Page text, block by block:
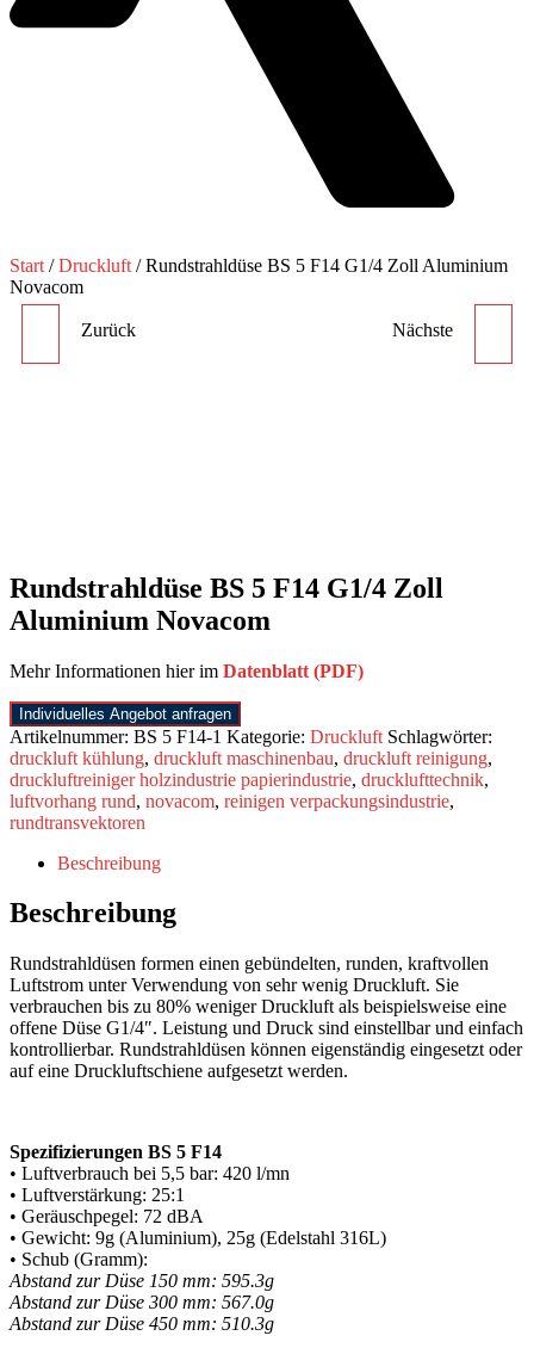
Start /Druckluft / Rundstrahldüse BS 5 F14 G1/4 Zoll Aluminium
Novacom
RUNDSTRAHLDÜSE BS 5
Zurück RUNDSTRAHLDÜSE BS 9
Nächste
Rundstrahldüse BS 5 F14 G1/4 Zoll
Aluminium Novacom
Mehr Informationen hier im Datenblatt (PDF)
Individuelles Angebot anfragen
Artikelnummer: BS 5 F14-1 Kategorie: Druckluft Schlagwörter:
druckluft kühlung, druckluft maschinenbau, druckluft reinigung,
druckluftreiniger holzindustrie papierindustrie, drucklufttechnik,
luftvorhang rund, novacom, reinigen verpackungsindustrie,
rundtransvektoren
Beschreibung
Beschreibung
Rundstrahldüsen formen einen gebündelten, runden, kraftvollen
Luftstrom unter Verwendung von sehr wenig Druckluft. Sie
verbrauchen bis zu 80% weniger Druckluft als beispielsweise eine
offene Düse G1/4″. Leistung und Druck sind einstellbar und einfach
kontrollierbar. Rundstrahldüsen können eigenständig eingesetzt oder
auf eine Druckluftschiene aufgesetzt werden.
Spezifizierungen BS 5 F14
• Luftverbrauch bei 5,5 bar: 420 l/mn
• Luftverstärkung: 25:1
• Geräuschpegel: 72 dBA
• Gewicht: 9g (Aluminium), 25g (Edelstahl 316L)
• Schub (Gramm):
Abstand zur Düse 150 mm: 595.3g
Abstand zur Düse 300 mm: 567.0g
Abstand zur Düse 450 mm: 510.3g